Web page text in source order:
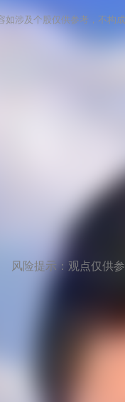
如涉及个股仅供参考，不构
风险提示：观点仅供